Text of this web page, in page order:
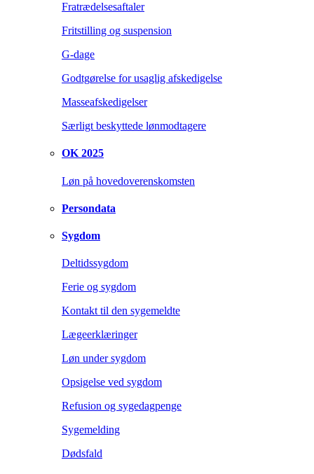
Fratrædelsesaftaler
Fritstilling og suspension
G-dage
Godtgørelse for usaglig afskedigelse
Masseafskedigelser
Særligt beskyttede lønmodtagere
OK 2025
Løn på hovedoverenskomsten
Persondata
Sygdom
Deltidssygdom
Ferie og sygdom
Kontakt til den sygemeldte
Lægeerklæringer
Løn under sygdom
Opsigelse ved sygdom
Refusion og sygedagpenge
Sygemelding
Dødsfald